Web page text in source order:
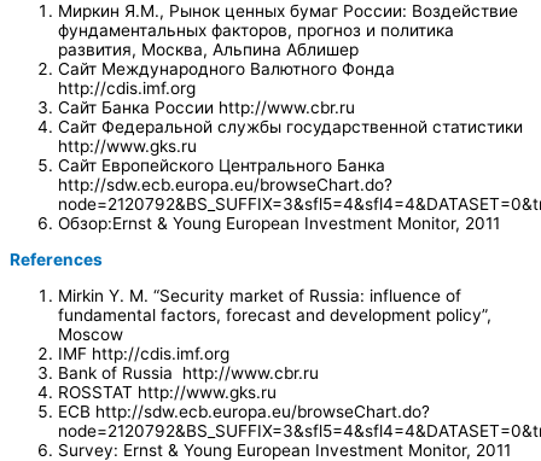
Миркин Я.М., Рынок ценных бумаг России: Воздействие
фундаментальных факторов, прогноз и политика
развития, Москва, Альпина Аблишер
Сайт Международного Валютного Фонда
http://cdis.imf.org
Сайт Банка России http://www.cbr.ru
Сайт Федеральной службы государственной статистики
http://www.gks.ru
Сайт Европейского Центрального Банка
http://sdw.ecb.europa.eu/browseChart.do?
Обзор:Ernst & Young European Investment Monitor, 2011
References
Mirkin Y. M. “Security market of Russia: influence of
fundamental factors, forecast and development policy”,
Moscow
IMF http://cdis.imf.org
Bank of Russia http://www.cbr.ru
ROSSTAT http://www.gks.ru
ECB http://sdw.ecb.europa.eu/browseChart.do?
Survey: Ernst & Young European Investment Monitor, 2011